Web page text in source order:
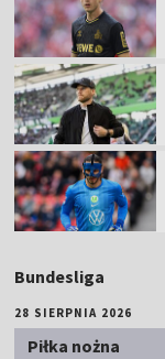
Bundesliga
28 SIERPNIA 2026
Piłka nożna